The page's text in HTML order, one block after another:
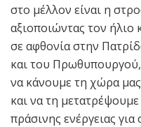
στο μέλλον είναι η
αξιοποιώντας τον ήλιο
σε αφθονία στην
και του
να κάνουμε τη χώρα μας
και να τη
πράσινης ενέργειας